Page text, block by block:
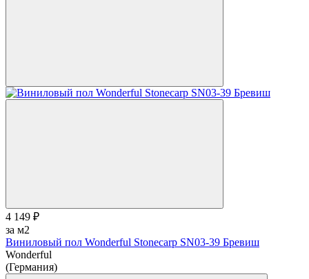
4 149 ₽
за м2
Виниловый пол Wonderful Stonecarp SN03-39 Бревиш
Wonderful
(Германия)